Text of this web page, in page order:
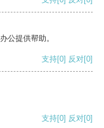
公提供帮助。
支持[0] 反对[0]
支持[0] 反对[0]